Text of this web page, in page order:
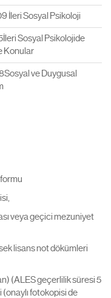
İleri Sosyal Psikoloji
Sosyal Psikolojide
Konular
ve Duygusal
veya geçici mezuniyet
lisans not dökümleri
(ALES geçerlilik süresi 5
(onaylı fotokopisi de